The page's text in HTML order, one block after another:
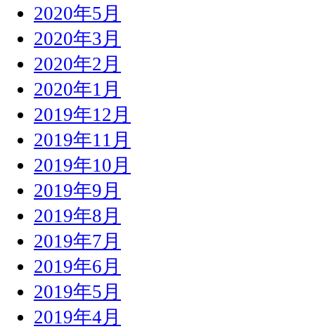
2020年5月
2020年3月
2020年2月
2020年1月
2019年12月
2019年11月
2019年10月
2019年9月
2019年8月
2019年7月
2019年6月
2019年5月
2019年4月